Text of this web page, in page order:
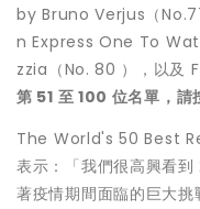
by Bruno Verjus（
n Express One To
zzia（No. 80 ），以及
第 51 至 100 位名單，請
The World's 50 Best
表示：「我們很高興看
著疫情期間面臨的巨大